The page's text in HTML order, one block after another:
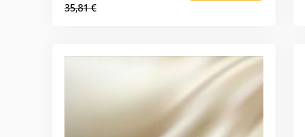
35,81 €